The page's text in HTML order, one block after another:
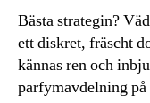
Bästa strategin?
ett diskret, fräscht
kännas ren och
parfymavdelning